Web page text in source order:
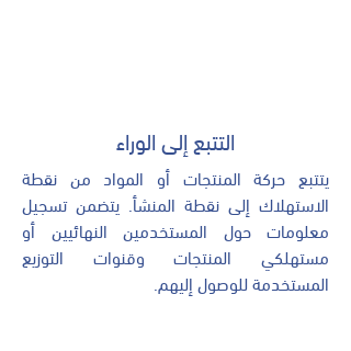
التتبع إلى الوراء
يتتبع حركة المنتجات أو المواد من نقطة
الاستهلاك إلى نقطة المنشأ. يتضمن تسجيل
معلومات حول المستخدمين النهائيين أو
مستهلكي المنتجات وقنوات التوزيع
المستخدمة للوصول إليهم.